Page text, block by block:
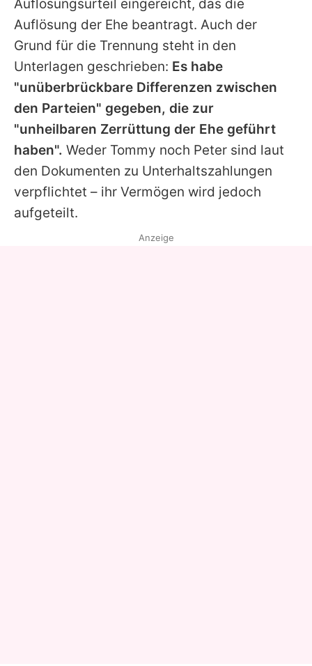
Auflösungsurteil eingereicht, das die
Auflösung der Ehe beantragt. Auch der
Grund für die Trennung steht in den
Unterlagen geschrieben: Es habe
"unüberbrückbare Differenzen zwischen
den Parteien" gegeben, die zur
"unheilbaren Zerrüttung der Ehe geführt
haben". Weder Tommy noch Peter sind laut
den Dokumenten zu Unterhaltszahlungen
verpflichtet – ihr Vermögen wird jedoch
aufgeteilt.
Anzeige